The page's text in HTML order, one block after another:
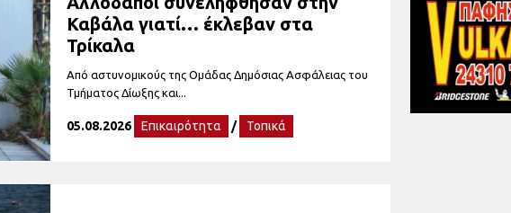
Καβάλα γιατί… έκλεβαν στα
Τρίκαλα
Από αστυνομικούς της Ομάδας Δημόσιας Ασφάλειας του
Τμήματος Δίωξης και...
05.08.2026 Επικαιρότητα / Τοπικά